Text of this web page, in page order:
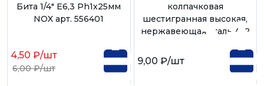
Бита 1/4" E6,3 Ph1х25мм
NOX арт. 556401
4,50 ₽/шт
6,00 ₽/шт
колпачковая
шестигранная высокая,
нержавеющая сталь А-2
9,00 ₽/шт